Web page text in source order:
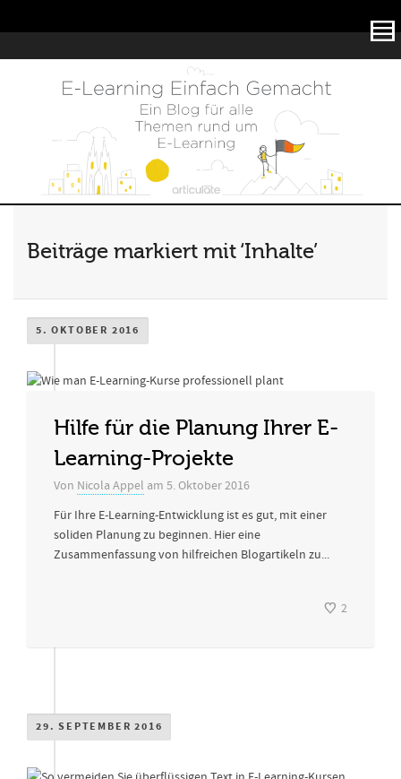
Beiträge markiert mit ‘Inhalte’
5. OKTOBER 2016
Hilfe für die Planung Ihrer E-
Learning-Projekte
Von Nicola Appel am 5. Oktober 2016
Für Ihre E-Learning-Entwicklung ist es gut, mit einer
soliden Planung zu beginnen. Hier eine
Zusammenfassung von hilfreichen Blogartikeln zu...
2
29. SEPTEMBER 2016